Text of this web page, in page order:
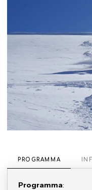
PROGRAMMA
Programma: